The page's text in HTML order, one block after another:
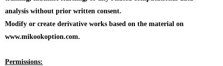
analysis without prior written consent.
Modify or create derivative works based on the material on
www.mikookoption.com.
Permissions: